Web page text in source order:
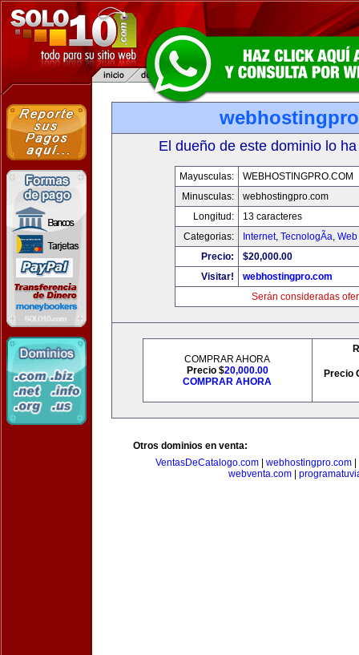
El dueño de este dominio lo
Mayusculas:
WEBHOSTINGPRO.COM
Minusculas:
webhostingpro.com
Longitud:
13 caracteres
Categorias:
Internet, TecnologÃ­a,
Precio:
$20,000.00
Visitar!
webhostingpro.com
Serán consideradas
COMPRAR AHORA
Precio $20,000.00
COMPRAR AHORA
Precio
Otros dominios en venta:
VentasDeCatalogo.com| webhostingpro.com|
webventa.com|